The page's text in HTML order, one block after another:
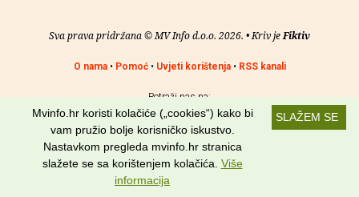
Sva prava pridržana © MV Info d.o.o. 2026. • Kriv jeFiktiv
O nama• Pomoć• Uvjeti korištenja• RSS kanali
Potraži nas na:
SLAŽEM SE
Mvinfo.hr koristi kolačiće („cookies“) kako bi
vam pružio bolje korisničko iskustvo.
Nastavkom pregleda mvinfo.hr stranica
slažete se sa korištenjem kolačića. Više
informacija